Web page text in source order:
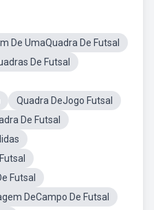
De UmaQuadra De Futsal
De Futsal
Quadra DeJogo Futsal
De Futsal
Futsal
DeCampo De Futsal